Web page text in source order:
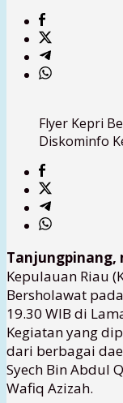
Flyer Kepri
Diskominfo
Tanjungpinang,
Kepulauan Riau
Bersholawat
19.30 WIB di
Kegiatan yang
dari berbagai
Syech Bin Abdul
Wafiq Azizah.